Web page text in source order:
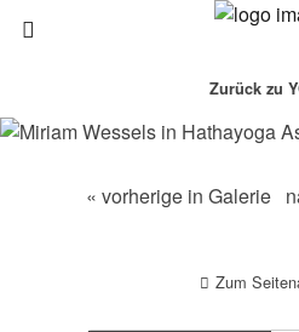
Zurück zu
« vorherige in Galerie
Zum